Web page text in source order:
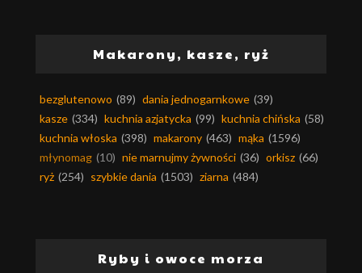
Makarony, kasze, ryż
bezglutenowo (89) dania jednogarnkowe (39)
kasze (334) kuchnia azjatycka (99) kuchnia chińska (58)
kuchnia włoska (398) makarony (463) mąka (1596)
młynomag (10) nie marnujmy żywności (36) orkisz (66)
ryż (254) szybkie dania (1503) ziarna (484)
Ryby i owoce morza